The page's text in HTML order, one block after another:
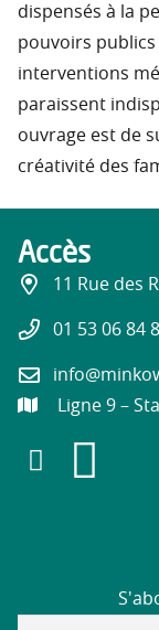
dispensés à la
pouvoirs
interventions
paraissent
ouvrage est de
créativité des
Accès
11 Rue des
01 53 06 84
Ligne 9 –